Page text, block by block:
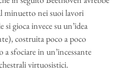
minuetto nei suoi lavori
gioca invece su un’idea
costruita poco a poco
sfociare in un’incessante
virtuosistici.